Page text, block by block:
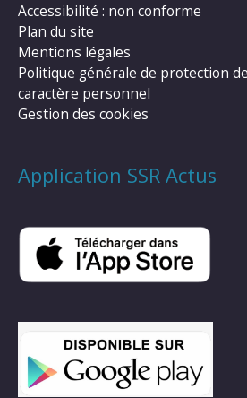
Accessibilité : non conforme
Plan du site
Mentions légales
Politique générale de protection
caractère personnel
Gestion des cookies
Application SSR Actus